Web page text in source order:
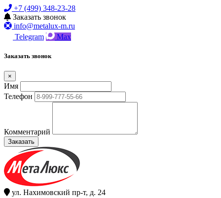
+7 (499) 348-23-28
Заказать звонок
info@metalux-m.ru
Telegram
Max
Заказать звонок
×
Имя
Телефон
Комментарий
Заказать
ул. Нахимовский пр-т, д. 24